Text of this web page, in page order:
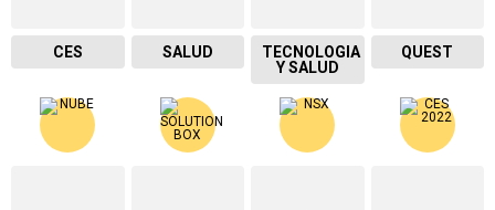
CES SALUD
TECNOLOGIA
Y SALUD
QUEST